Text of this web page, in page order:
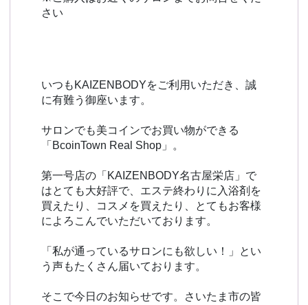
さい
いつもKAIZENBODYをご利用いただき、誠
に有難う御座います。
サロンでも美コインでお買い物ができる
「BcoinTown Real Shop」。
第一号店の「KAIZENBODY名古屋栄店」で
はとても大好評で、エステ終わりに入浴剤を
買えたり、コスメを買えたり、とてもお客様
によろこんでいただいております。
「私が通っているサロンにも欲しい！」とい
う声もたくさん届いております。
そこで今日のお知らせです。さいたま市の皆